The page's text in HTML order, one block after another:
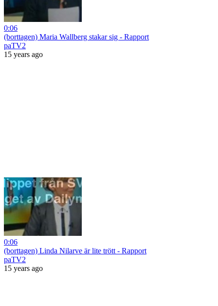
0:06
(borttagen) Maria Wallberg stakar sig - Rapport
paTV2
15 years ago
0:06
(borttagen) Linda Nilarve är lite trött - Rapport
paTV2
15 years ago